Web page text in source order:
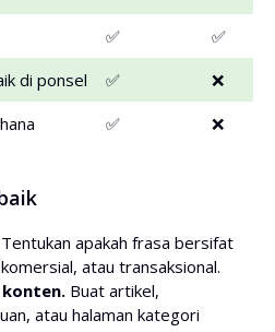
✅
✅
di ponsel
✅
❌
✅ ❌
Tentukan apakah frasa bersifat
atau transaksional.
Buat artikel,
atau halaman kategori